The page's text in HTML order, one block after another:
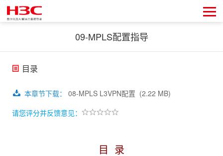
09-MPLS配置指导
目录
本章节下载： 08-MPLS L3VPN配置 (2.22 MB)
请您评分并反馈意见：
目 录